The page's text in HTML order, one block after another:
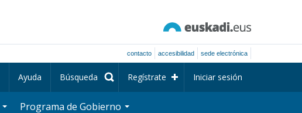
contacto accesibilidad sede electrónica
Ayuda Búsqueda Regístrate Iniciar sesión
Programa de Gobierno